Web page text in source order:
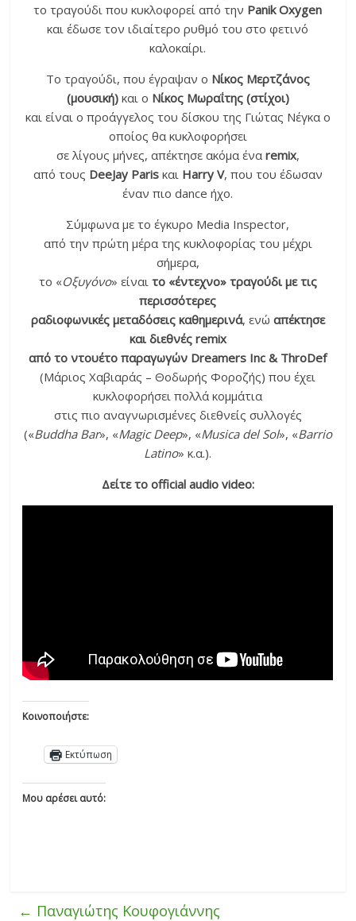
το τραγούδι που κυκλοφορεί από την Panik Oxygen
και έδωσε τον ιδιαίτερο ρυθμό του στο φετινό
καλοκαίρι.
Το τραγούδι, που έγραψαν ο Νίκος Μερτζάνος
(μουσική) και ο Νίκος Μωραΐτης (στίχοι)
και είναι ο προάγγελος του δίσκου της Γιώτας Νέγκα ο
οποίος θα κυκλοφορήσει
σε λίγους μήνες, απέκτησε ακόμα έναremix,
από τους DeeJay Paris και Harry V, που του έδωσαν
έναν πιο dance ήχο.
Σύμφωνα με το έγκυρο Media Inspector,
από την πρώτη μέρα της κυκλοφορίας του μέχρι
σήμερα,
το «Οξυγόνο» είναι το «έντεχνο» τραγούδι με τις
περισσότερες
ραδιοφωνικές μεταδόσεις καθημερινά, ενώ απέκτησε
και διεθνές remix
από το ντουέτο παραγωγών Dreamers Inc & ThroDef
(Μάριος Χαβιαράς – Θοδωρής Φοροζής) που έχει
κυκλοφορήσει πολλά κομμάτια
στις πιο αναγνωρισμένες διεθνείς συλλογές
(«Buddha Βar», «Magic Deep», «Musica del Sol», «Barrio
Latino» κ.α.).
Δείτε το official audio video:
Κοινοποιήστε:
Εκτύπωση
Μου αρέσει αυτό:
← Παναγιώτης Κουφογιάννης